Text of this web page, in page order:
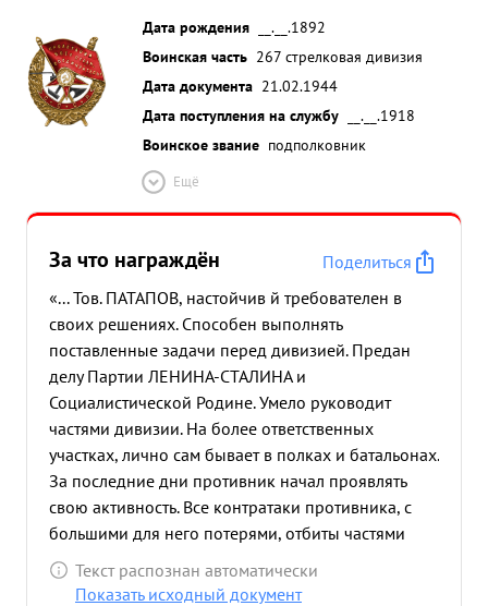
Дата рождения
__.__.1892
Воинская часть 267 стрелковая дивизия
Дата документа 21.02.1944
Дата поступления на службу
__.__.1918
Воинское звание подполковник
Ещё
За что награждён
Поделиться
«... Тов. ПАТАПОВ, настойчив й требователен в
своих решениях. Способен выполнять
поставленные задачи перед дивизией. Предан
делу Партии ЛЕНИНА-СТАЛИНА и
Социалистической Родине. Умело руководит
частями дивизии. На более ответственных
участках, лично сам бывает в полках и батальонах.
За последние дни противник начал проявлять
свою активность. Все контратаки противника, с
большими для него потерями, отбиты частями
дивизии.. Только за последние три дня части
дивизии уничтожили противника более 400
Текст распознан автоматически
Показать исходный документ